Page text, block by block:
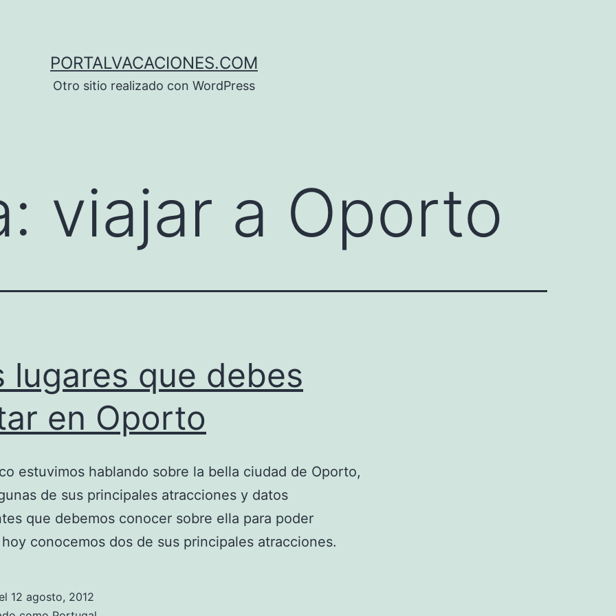
PORTALVACACIONES.COM
Otro sitio realizado con WordPress
viajar a Oporto
lugares que debes
en Oporto
estuvimos hablando sobre la bella ciudad de Oporto,
de sus principales atracciones y datos
que debemos conocer sobre ella para poder
conocemos dos de sus principales atracciones.
12 agosto, 2012